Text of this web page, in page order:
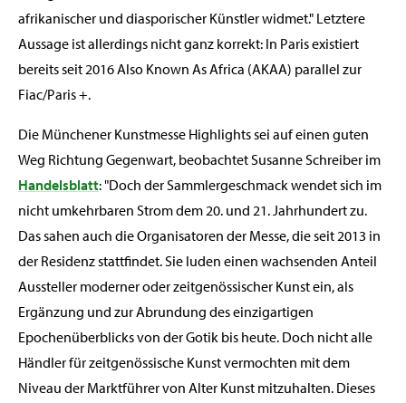
afrikanischer und diasporischer Künstler widmet." Letztere
Aussage ist allerdings nicht ganz korrekt: In Paris existiert
bereits seit 2016 Also Known As Africa (AKAA) parallel zur
Fiac/Paris +.
Die Münchener Kunstmesse Highlights sei auf einen guten
Weg Richtung Gegenwart, beobachtet Susanne Schreiber im
Handelsblatt: "Doch der Sammlergeschmack wendet sich im
nicht umkehrbaren Strom dem 20. und 21. Jahrhundert zu.
Das sahen auch die Organisatoren der Messe, die seit 2013 in
der Residenz stattfindet. Sie luden einen wachsenden Anteil
Aussteller moderner oder zeitgenössischer Kunst ein, als
Ergänzung und zur Abrundung des einzigartigen
Epochenüberblicks von der Gotik bis heute. Doch nicht alle
Händler für zeitgenössische Kunst vermochten mit dem
Niveau der Marktführer von Alter Kunst mitzuhalten. Dieses